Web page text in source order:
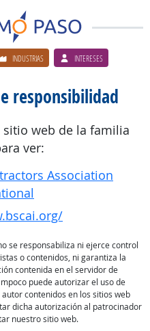
INDUSTRIAS INTERESES
responsibilidad
web de la familia
ver:
Association
se responsabiliza ni ejerce control
o contenidos, ni garantiza la
contenida en el servidor de
puede autorizar el uso de
contenidos en los sitios web
dicha autorización al patrocinador
nuestro sitio web.